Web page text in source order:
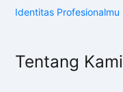
Identitas Profesionalmu
Tentang Kami